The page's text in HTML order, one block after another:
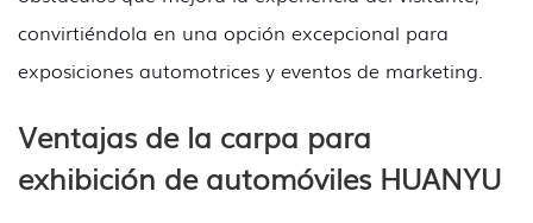
convirtiéndola en una opción excepcional para
exposiciones automotrices y eventos de marketing.
Ventajas de la carpa para
exhibición de automóviles HUANYU